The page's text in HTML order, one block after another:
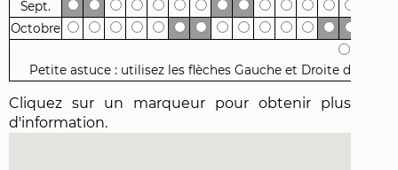
Sept.
Octobre
Petite astuce : utilisez les flèches Gauche et Droite de
Cliquez sur un marqueur pour obtenir plus
d'information.